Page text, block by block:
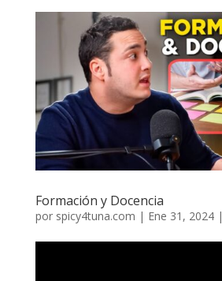
Formación y Docencia
por spicy4tuna.com | Ene 31, 2024|